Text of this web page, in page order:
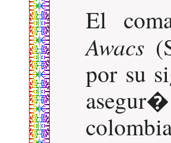
El
Awacs
por su